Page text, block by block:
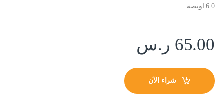
6.0 اونصة
65.00 ر.س
شراء الآن